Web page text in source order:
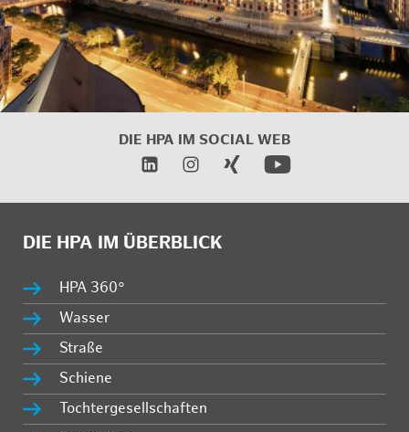
DIE HPA IM SOCIAL WEB
DIE HPA IM ÜBERBLICK
HPA 360°
Wasser
Straße
Schiene
Tochtergesellschaften